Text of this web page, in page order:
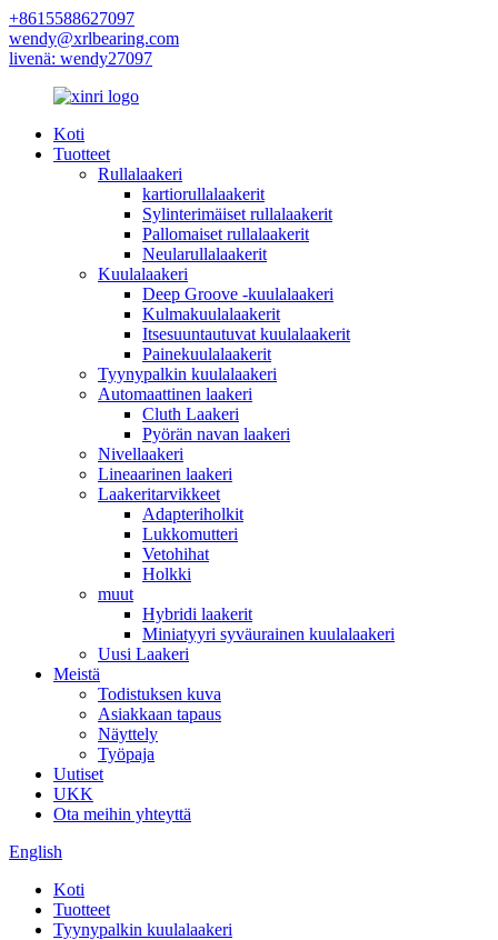
+8615588627097
wendy@xrlbearing.com
livenä: wendy27097
Koti
Tuotteet
Rullalaakeri
kartiorullalaakerit
Sylinterimäiset rullalaakerit
Pallomaiset rullalaakerit
Neularullalaakerit
Kuulalaakeri
Deep Groove -kuulalaakeri
Kulmakuulalaakerit
Itsesuuntautuvat kuulalaakerit
Painekuulalaakerit
Tyynypalkin kuulalaakeri
Automaattinen laakeri
Cluth Laakeri
Pyörän navan laakeri
Nivellaakeri
Lineaarinen laakeri
Laakeritarvikkeet
Adapteriholkit
Lukkomutteri
Vetohihat
Holkki
muut
Hybridi laakerit
Miniatyyri syväurainen kuulalaakeri
Uusi Laakeri
Meistä
Todistuksen kuva
Asiakkaan tapaus
Näyttely
Työpaja
Uutiset
UKK
Ota meihin yhteyttä
English
Koti
Tuotteet
Tyynypalkin kuulalaakeri